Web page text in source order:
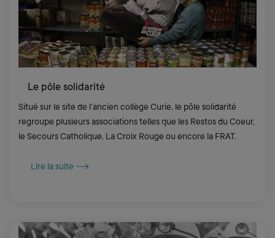
Le pôle solidarité
Situé sur le site de l’ancien collège Curie, le pôle solidarité
regroupe plusieurs associations telles que les Restos du Coeur,
le Secours Catholique, La Croix Rouge ou encore la FRAT.
Lire la suite